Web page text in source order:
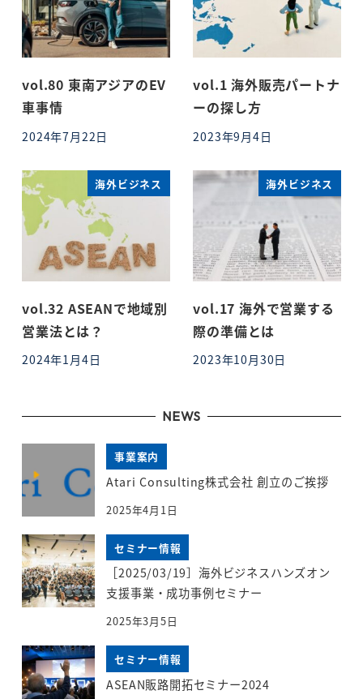
vol.80 東南アジアのEV
車事情
投稿日
2024年7月22日
vol.1 海外販売パートナ
ーの探し方
投稿日
2023年9月4日
海外ビジネス
vol.32 ASEANで地域別
営業法とは？
投稿日
2024年1月4日
海外ビジネス
vol.17 海外で営業する
際の準備とは
投稿日
2023年10月30日
NEWS
事業案内
Atari Consulting株式会社 創立のご挨拶
2025年4月1日
セミナー情報
［2025/03/19］海外ビジネスハンズオン
支援事業・成功事例セミナー
2025年3月5日
セミナー情報
ASEAN販路開拓セミナー2024